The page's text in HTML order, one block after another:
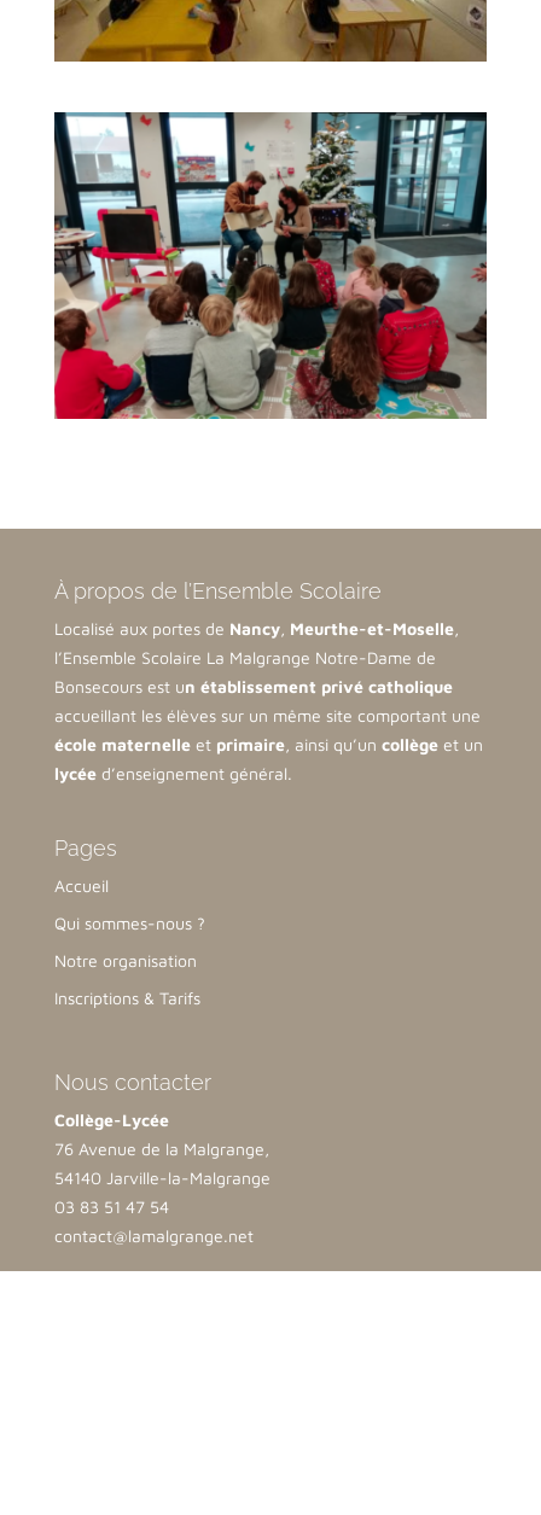
À propos de l’Ensemble Scolaire
Localisé aux portes de Nancy, Meurthe-et-Moselle,
l’Ensemble Scolaire La Malgrange Notre-Dame de
Bonsecours est un établissement privé catholique
accueillant les élèves sur un même site comportant une
école maternelleet primaire, ainsi qu’un collègeet un
lycéed’enseignement général.
Pages
Accueil
Qui sommes-nous ?
Notre organisation
Inscriptions & Tarifs
Nous contacter
Collège-Lycée
76 Avenue de la Malgrange,
54140 Jarville-la-Malgrange
03 83 51 47 54
contact@lamalgrange.net